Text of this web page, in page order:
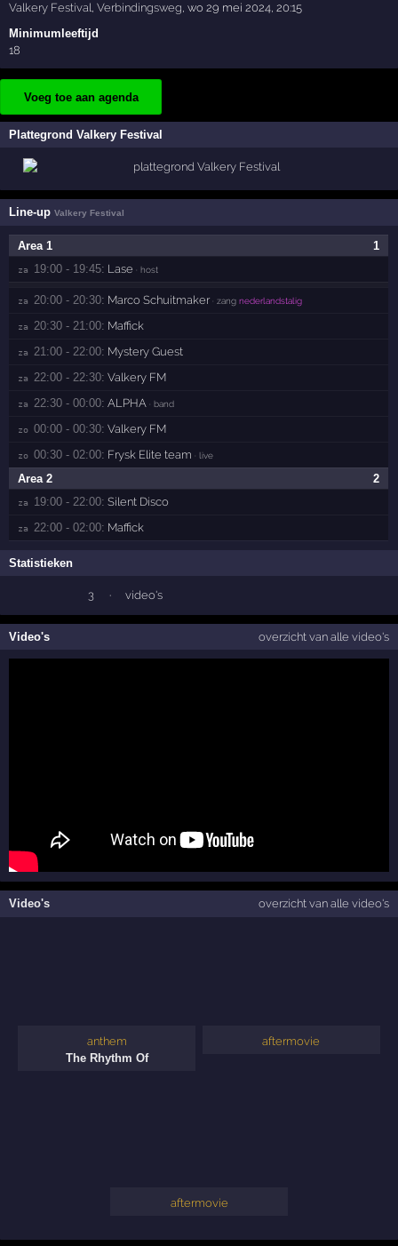
Valkery Festival,Verbindingsweg,wo 29 mei 2024, 20:15
Minimumleeftijd
18
Voeg toe aan agenda
Plattegrond Valkery Festival
Line-upValkery Festival
1
Area 1
za 19:00 - 19:45: Lase · host
za 20:00 - 20:30: Marco Schuitmaker· zang nederlandstalig
za 20:30 - 21:00: Maffick
za 21:00 - 22:00: Mystery Guest
za 22:00 - 22:30: Valkery FM
za 22:30 - 00:00: ALPHA · band
zo 00:00 - 00:30: Valkery FM
zo 00:30 - 02:00: Frysk Elite team · live
2
Area 2
za 19:00 - 22:00: Silent Disco
za 22:00 - 02:00: Maffick
Statistieken
3 · video's
Video's overzicht van alle video's
Video's overzicht van alle video's
anthem
The Rhythm Of
aftermovie
aftermovie